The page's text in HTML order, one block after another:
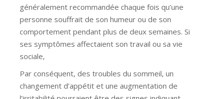
généralement recommandée chaque fois qu’une
personne souffrait de son humeur ou de son
comportement pendant plus de deux semaines. Si
ses symptômes affectaient son travail ou sa vie
sociale,
Par conséquent, des troubles du sommeil, un
changement d’appétit et une augmentation de